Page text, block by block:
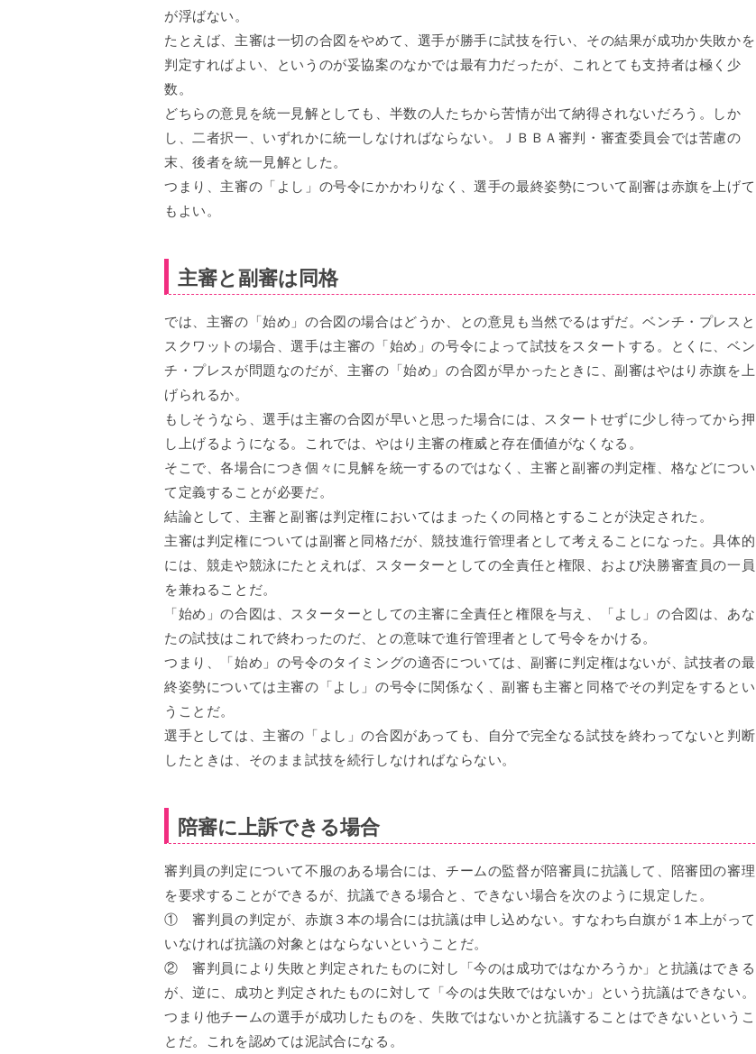
が浮ばない。
たとえば、主審は一切の合図をやめて、選手が勝手に試技を行い、その結果が成功か失敗かを
判定すればよい、というのが妥協案のなかでは最有力だったが、これとても支持者は極く少
数。
どちらの意見を統一見解としても、半数の人たちから苦情が出て納得されないだろう。しか
し、二者択一、いずれかに統一しなければならない。ＪＢＢＡ審判・審査委員会では苦慮の
末、後者を統一見解とした。
つまり、主審の「よし」の号令にかかわりなく、選手の最終姿勢について副審は赤旗を上げて
もよい。
主審と副審は同格
では、主審の「始め」の合図の場合はどうか、との意見も当然でるはずだ。ベンチ・プレスと
スクワットの場合、選手は主審の「始め」の号令によって試技をスタートする。とくに、ベン
チ・プレスが問題なのだが、主審の「始め」の合図が早かったときに、副審はやはり赤旗を上
げられるか。
もしそうなら、選手は主審の合図が早いと思った場合には、スタートせずに少し待ってから押
し上げるようになる。これでは、やはり主審の権威と存在価値がなくなる。
そこで、各場合につき個々に見解を統一するのではなく、主審と副審の判定権、格などについ
て定義することが必要だ。
結論として、主審と副審は判定権においてはまったくの同格とすることが決定された。
主審は判定権については副審と同格だが、競技進行管理者として考えることになった。具体的
には、競走や競泳にたとえれば、スターターとしての全責任と権限、および決勝審査員の一員
を兼ねることだ。
「始め」の合図は、スターターとしての主審に全責任と権限を与え、「よし」の合図は、あな
たの試技はこれで終わったのだ、との意味で進行管理者として号令をかける。
つまり、「始め」の号令のタイミングの適否については、副審に判定権はないが、試技者の最
終姿勢については主審の「よし」の号令に関係なく、副審も主審と同格でその判定をするとい
うことだ。
選手としては、主審の「よし」の合図があっても、自分で完全なる試技を終わってないと判断
したときは、そのまま試技を続行しなければならない。
陪審に上訴できる場合
審判員の判定について不服のある場合には、チームの監督が陪審員に抗議して、陪審団の審理
を要求することができるが、抗議できる場合と、できない場合を次のように規定した。
① 審判員の判定が、赤旗３本の場合には抗議は申し込めない。すなわち白旗が１本上がって
いなければ抗議の対象とはならないということだ。
② 審判員により失敗と判定されたものに対し「今のは成功ではなかろうか」と抗議はできる
が、逆に、成功と判定されたものに対して「今のは失敗ではないか」という抗議はできない。
つまり他チームの選手が成功したものを、失敗ではないかと抗議することはできないというこ
とだ。これを認めては泥試合になる。